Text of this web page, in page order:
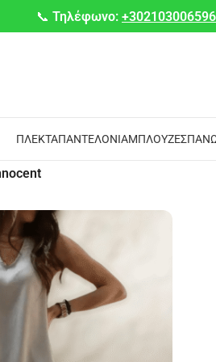
📞 Τηλέφωνο:
ΠΛΕΚΤΆΠΑΝΤΕΛΌΝΙΑΜΠΛΟΎΖΕΣ